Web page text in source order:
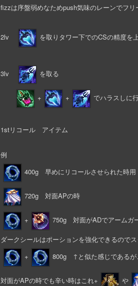
fizzは序盤弱めなためpush気味のレーンでフリ
2lv を取りタワー下でのCSの精度を
3lv を取る
+ + でハラスしに
1stリコール アイテム
例
400g 早めにリコールさせられた時用
720g 対面APの時
+ 750g 対面がADでアームガ
ダークシールはポーションを強化できるの
+
800g ↑と似た感じであるが
対面がAPの時でも辛い時はこれ+ や